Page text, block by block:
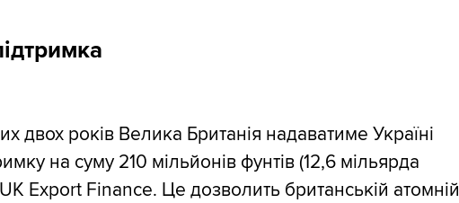
двох років Велика Британія надаватиме Україні
на суму 210 мільйонів фунтів (12,6 мільярда
Export Finance. Це дозволить британській атомній